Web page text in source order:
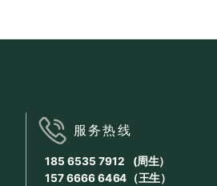
服务热线
185 6535 7912 (周生）
157 6666 6464（王生）